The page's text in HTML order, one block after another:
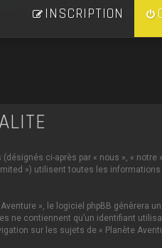
INSCRIPTION
ci-après par « nous », « notre
») utilisent toutes les
», le logiciel phpBB génèrera
ne contiennent qu’un identifiant
sur les sujets de « Planète